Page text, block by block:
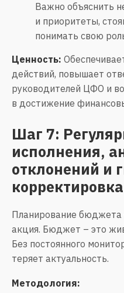
Важно объяснить
и приоритеты,
понимать свою
Ценность:
действий, повышает
руководителей ЦФО и
в достижение
Шаг 7:
исполнения,
отклонений и
корректировка
Планирование бюджета
акция. Бюджет – это
Без постоянного
теряет актуальность.
Методология: